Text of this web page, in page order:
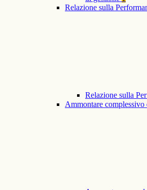
Relazione sulla
Relazione sulla
Ammontare complessivo